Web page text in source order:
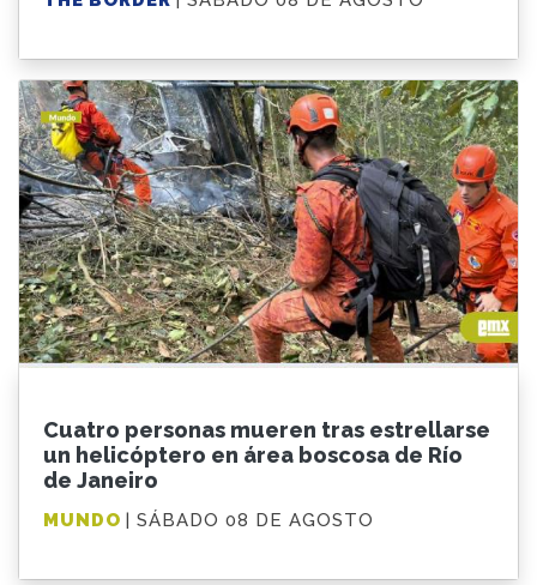
Cuatro personas mueren tras estrellarse
un helicóptero en área boscosa de Río
de Janeiro
MUNDO | SÁBADO 08 DE AGOSTO